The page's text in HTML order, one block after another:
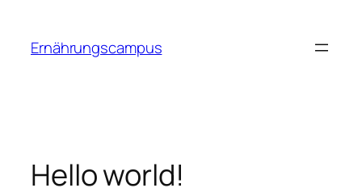
springen
Ernährungscampus
Hello world!